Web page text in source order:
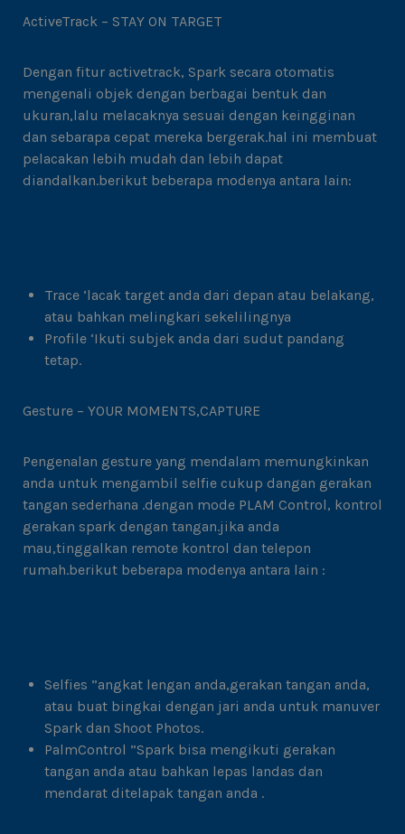
ActiveTrack – STAY ON TARGET
Dengan fitur activetrack, Spark secara otomatis
mengenali objek dengan berbagai bentuk dan
ukuran,lalu melacaknya sesuai dengan keingginan
dan sebarapa cepat mereka bergerak.hal ini membuat
pelacakan lebih mudah dan lebih dapat
diandalkan.berikut beberapa modenya antara lain:
Trace ‘lacak target anda dari depan atau belakang,
atau bahkan melingkari sekelilingnya
Profile ‘Ikuti subjek anda dari sudut pandang
tetap.
Gesture – YOUR MOMENTS,CAPTURE
Pengenalan gesture yang mendalam memungkinkan
anda untuk mengambil selfie cukup dangan gerakan
tangan sederhana .dengan mode PLAM Control, kontrol
gerakan spark dengan tangan.jika anda
mau,tinggalkan remote kontrol dan telepon
rumah.berikut beberapa modenya antara lain :
Selfies ”angkat lengan anda,gerakan tangan anda,
atau buat bingkai dengan jari anda untuk manuver
Spark dan Shoot Photos.
PalmControl ”Spark bisa mengikuti gerakan
tangan anda atau bahkan lepas landas dan
mendarat ditelapak tangan anda .